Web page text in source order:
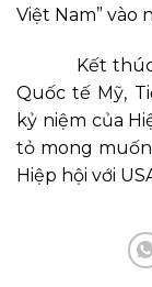
Việt Nam” vào
Kết thúc
Quốc tế Mỹ,
kỷ niệm của
tỏ mong
Hiệp hội với